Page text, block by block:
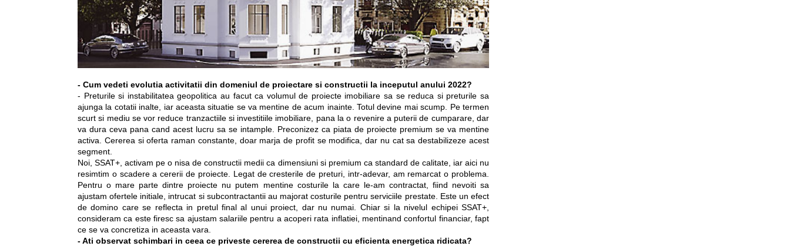
- Cum vedeti evolutia activitatii din domeniul de proiectare si constructii la inceputul anului 2022?
- Preturile si instabilitatea geopolitica au facut ca volumul de proiecte imobiliare sa se reduca si preturile sa
ajunga la cotatii inalte, iar aceasta situatie se va mentine de acum inainte. Totul devine mai scump. Pe termen
scurt si mediu se vor reduce tranzactiile si investitiile imobiliare, pana la o revenire a puterii de cumparare, dar
va dura ceva pana cand acest lucru sa se intample. Preconizez ca piata de proiecte premium se va mentine
activa. Cererea si oferta raman constante, doar marja de profit se modifica, dar nu cat sa destabilizeze acest
segment.
Noi, SSAT+, activam pe o nisa de constructii medii ca dimensiuni si premium ca standard de calitate, iar aici nu
resimtim o scadere a cererii de proiecte. Legat de cresterile de preturi, intr-adevar, am remarcat o problema.
Pentru o mare parte dintre proiecte nu putem mentine costurile la care le-am contractat, fiind nevoiti sa
ajustam ofertele initiale, intrucat si subcontractantii au majorat costurile pentru serviciile prestate. Este un efect
de domino care se reflecta in pretul final al unui proiect, dar nu numai. Chiar si la nivelul echipei SSAT+,
consideram ca este firesc sa ajustam salariile pentru a acoperi rata inflatiei, mentinand confortul financiar, fapt
ce se va concretiza in aceasta vara.
- Ati observat schimbari in ceea ce priveste cererea de constructii cu eficienta energetica ridicata?